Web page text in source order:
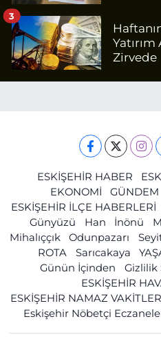
Zirvede
3
ESKİŞEHİR HABER
EKONOMİ
GÜNDEM
ESKİŞEHİR İLÇE HABERLERİ
Günyüzü
Han İnönü
Mihalıççık
Odunpazarı
ROTA
Sarıcakaya
Günün İçinden
Gizlilik
ESKİŞEHİR
ESKİŞEHİR NAMAZ
Eskişehir Nöbetçi